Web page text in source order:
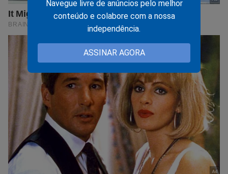
Navegue livre de anúncios pelo melhor
conteúdo e colabore com a nossa
independência.
ASSINAR AGORA